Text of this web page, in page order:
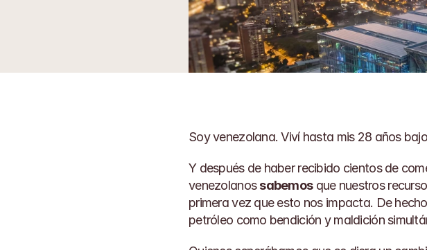
Soy venezolana. Viví hasta mis 28 años
Y después de haber recibido cientos de
venezolanos sabemos que nuestros
primera vez que esto nos impacta. De
petróleo como bendición y maldición